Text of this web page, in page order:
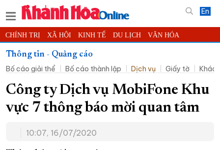
En
CHÍNH TRỊ XÃ HỘI KINH TẾ DU LỊCH VĂN HÓA
THỂ THAO ĐỜI SỐNG TIN ĐỊA PHƯƠNG
KHOA HỌC - CÔNG NGHỆ PHÁP LUẬT BẠN ĐỌC PHÓNG SỰ
THẾ GIỚI MULTIMEDIA VIDEO ĐỌC BÁO ONLINE
PODCAST THÔNG TIN - QUẢNG CÁO
TRƯỜNG SA BIỂN ĐẢO QUÊ HƯƠNG
Thông tin - Quảng cáo
Bố cáo giải thể
Bố cáo thành lập Dịch vụ Giấy tờ Khác
Công ty Dịch vụ MobiFone Khu
vực 7 thông báo mời quan tâm
10:07, 16/07/2020